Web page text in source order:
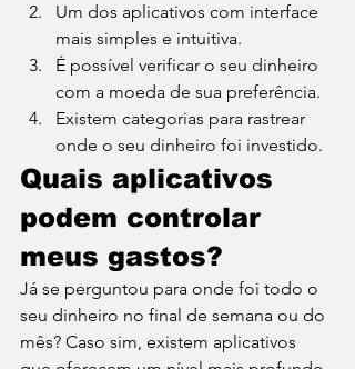
Um dos aplicativos com interface
mais simples e intuitiva.
É possível verificar o seu dinheiro
com a moeda de sua preferência.
Existem categorias para rastrear
onde o seu dinheiro foi investido.
Quais aplicativos
podem controlar
meus gastos?
Já se perguntou para onde foi todo o
seu dinheiro no final de semana ou do
mês? Caso sim, existem aplicativos